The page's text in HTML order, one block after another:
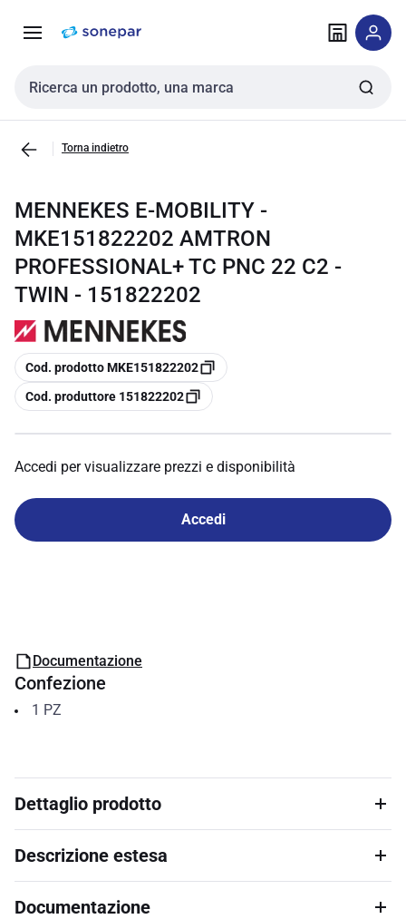
navigazione alla
Cerca input
Torna indietro
MENNEKES E-MOBILITY -
MKE151822202 AMTRON
PROFESSIONAL+ TC PNC 22 C2 -
TWIN - 151822202
copia
Cod. prodotto MKE151822202
copia
Cod. produttore 151822202
Accedi per visualizzare prezzi e disponibilità
Accedi
Documentazione
Confezione
1 PZ
Dettaglio prodotto
Descrizione estesa
Documentazione